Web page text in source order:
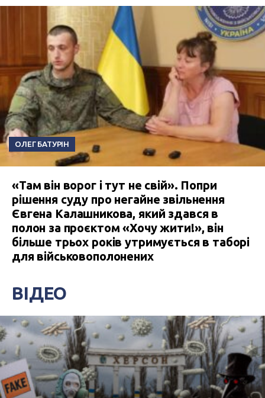
ОЛЕГ БАТУРІН
«Там він ворог і тут не свій». Попри
рішення суду про негайне звільнення
Євгена Калашникова, який здався в
полон за проєктом «Хочу жити!», він
більше трьох років утримується в таборі
для військовополонених
ВІДЕО